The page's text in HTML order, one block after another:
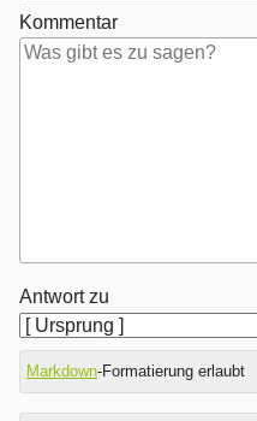
Kommentar
Antwort zu
Markdown-Formatierung erlaubt